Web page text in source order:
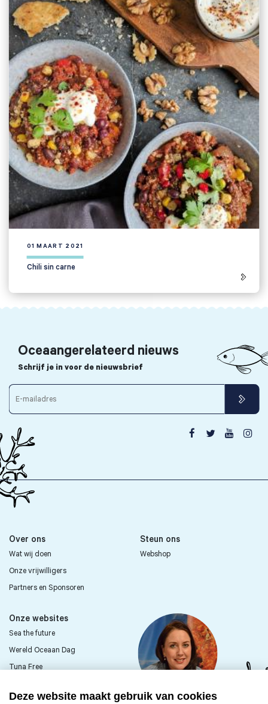
Deze website maakt gebruik van cookies
01 MAART 2021
Chili sin carne
Oceaangerelateerd nieuws
Schrijf je in voor de nieuwsbrief
   
Over ons
Wat wij doen
Onze vrijwilligers
Partners en Sponsoren
Steun ons
Webshop
Onze websites
Sea the future
Wereld Oceaan Dag
Tuna Free